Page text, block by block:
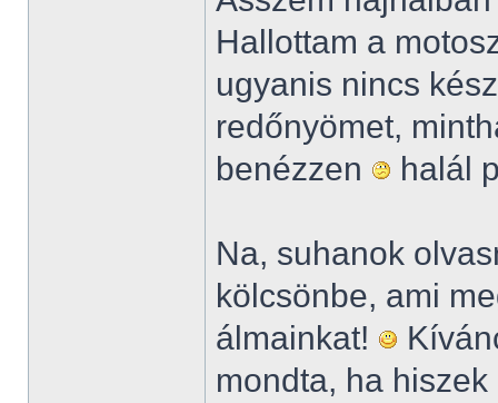
Hallottam a
ugyanis nincs
redőnyömet,
benézzen
halál
Na, suhanok
kölcsönbe, ami
álmainkat!
mondta, ha